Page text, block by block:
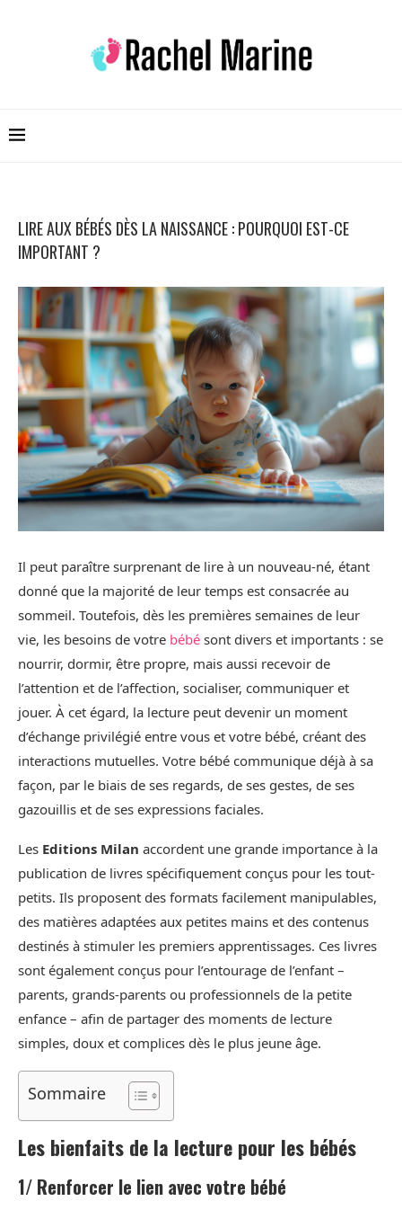
LIRE AUX BÉBÉS DÈS LA NAISSANCE : POURQUOI EST-CE
IMPORTANT ?
Il peut paraître surprenant de lire à un nouveau-né, étant
donné que la majorité de leur temps est consacrée au
sommeil. Toutefois, dès les premières semaines de leur
vie, les besoins de votre bébé sont divers et importants : se
nourrir, dormir, être propre, mais aussi recevoir de
l’attention et de l’affection, socialiser, communiquer et
jouer. À cet égard, la lecture peut devenir un moment
d’échange privilégié entre vous et votre bébé, créant des
interactions mutuelles. Votre bébé communique déjà à sa
façon, par le biais de ses regards, de ses gestes, de ses
gazouillis et de ses expressions faciales.
Les Editions Milan accordent une grande importance à la
publication de livres spécifiquement conçus pour les tout-
petits. Ils proposent des formats facilement manipulables,
des matières adaptées aux petites mains et des contenus
destinés à stimuler les premiers apprentissages. Ces livres
sont également conçus pour l’entourage de l’enfant –
parents, grands-parents ou professionnels de la petite
enfance – afin de partager des moments de lecture
simples, doux et complices dès le plus jeune âge.
Sommaire
Les bienfaits de la lecture pour les bébés
1/ Renforcer le lien avec votre bébé